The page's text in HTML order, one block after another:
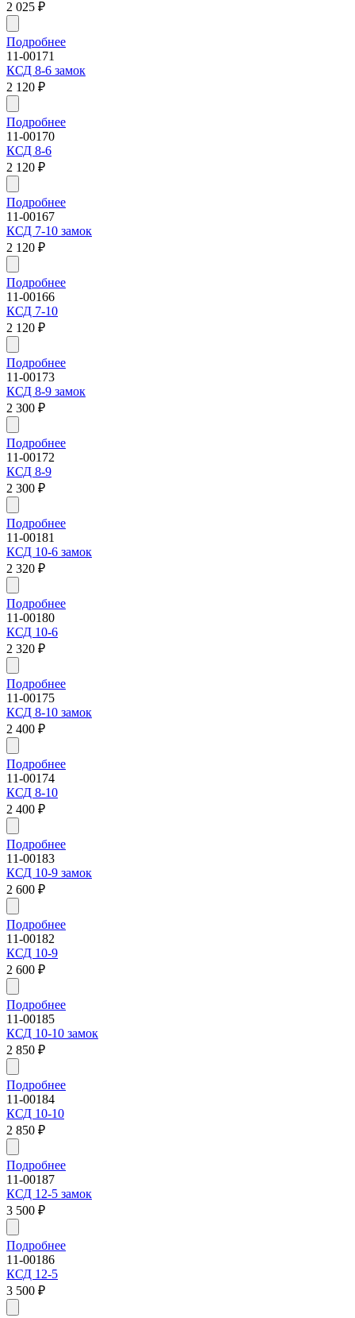
2 025 ₽
Подробнее
11-00171
КСД 8-6 замок
2 120 ₽
Подробнее
11-00170
КСД 8-6
2 120 ₽
Подробнее
11-00167
КСД 7-10 замок
2 120 ₽
Подробнее
11-00166
КСД 7-10
2 120 ₽
Подробнее
11-00173
КСД 8-9 замок
2 300 ₽
Подробнее
11-00172
КСД 8-9
2 300 ₽
Подробнее
11-00181
КСД 10-6 замок
2 320 ₽
Подробнее
11-00180
КСД 10-6
2 320 ₽
Подробнее
11-00175
КСД 8-10 замок
2 400 ₽
Подробнее
11-00174
КСД 8-10
2 400 ₽
Подробнее
11-00183
КСД 10-9 замок
2 600 ₽
Подробнее
11-00182
КСД 10-9
2 600 ₽
Подробнее
11-00185
КСД 10-10 замок
2 850 ₽
Подробнее
11-00184
КСД 10-10
2 850 ₽
Подробнее
11-00187
КСД 12-5 замок
3 500 ₽
Подробнее
11-00186
КСД 12-5
3 500 ₽